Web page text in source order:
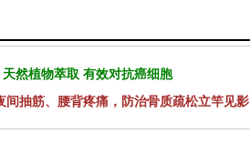
然植物萃取 有效对抗癌细胞
抽筋、腰背疼痛，防治骨质疏松立竿见影